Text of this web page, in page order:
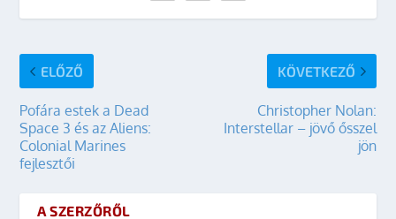
ELŐZŐ
Pofára estek a Dead
Space 3 és az Aliens:
Colonial Marines
fejlesztői
KÖVETKEZŐ
Christopher Nolan:
Interstellar – jövő ősszel
jön
A SZERZŐRŐL